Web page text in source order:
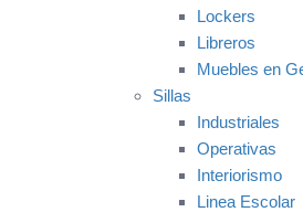
Lockers
Libreros
Muebles en
Sillas
Industriales
Operativas
Interiorismo
Linea Escolar